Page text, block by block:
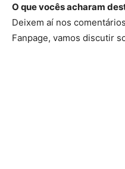
O que vocês acharam
Deixem aí nos
Fanpage, vamos discutir